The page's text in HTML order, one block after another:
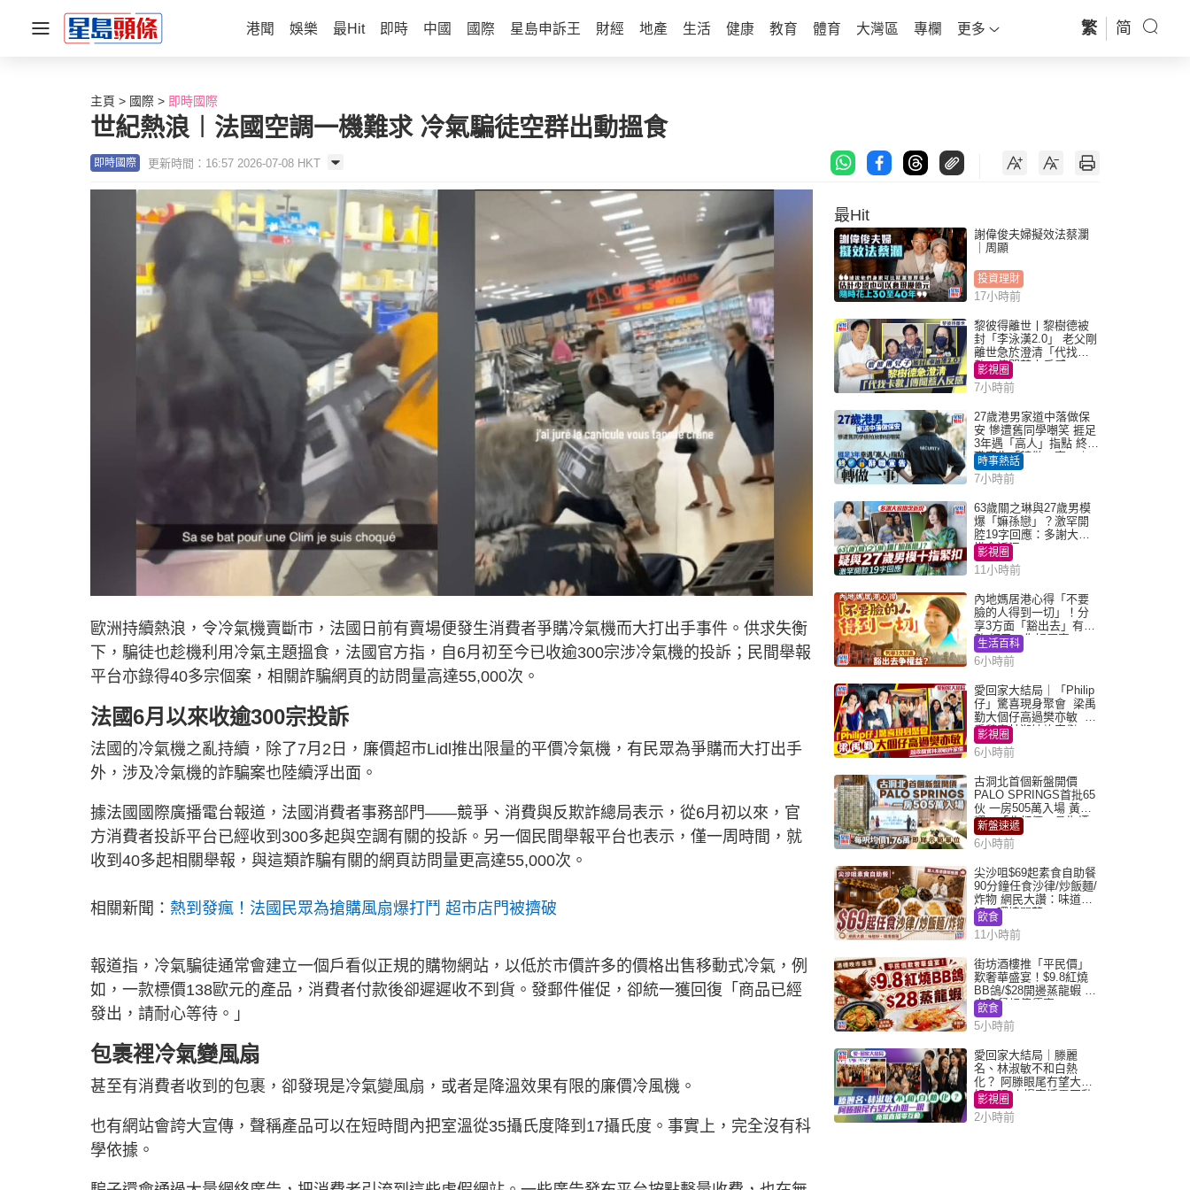
港聞 娛樂 最Hit 即時 中國 國際 星島申訴王 財經 地產 生活 健康 教育 體育 大灣區 專欄 更多 繁 简
主頁 國際 即時國際
世紀熱浪︱法國空調一機難求 冷氣騙徒空群出動搵食
即時國際 更新時間：16:57 2026-07-08 HKT
歐洲持續熱浪，令冷氣機賣斷市，法國日前有賣場便發生消費者爭購冷氣機而大打出手事件。供求失衡
下，騙徒也趁機利用冷氣主題搵食，法國官方指，自6月初至今已收逾300宗涉冷氣機的投訴；民間舉報
平台亦錄得40多宗個案，相關詐騙網頁的訪問量高達55,000次。
法國6月以來收逾300宗投訴
法國的冷氣機之亂持續，除了7月2日，廉價超市Lidl推出限量的平價冷氣機，有民眾為爭購而大打出手
外，涉及冷氣機的詐騙案也陸續浮出面。
據法國國際廣播電台報道，法國消費者事務部門——競爭、消費與反欺詐總局表示，從6月初以來，官
方消費者投訴平台已經收到300多起與空調有關的投訴。另一個民間舉報平台也表示，僅一周時間，就
收到40多起相關舉報，與這類詐騙有關的網頁訪問量更高達55,000次。
相關新聞： 熱到發瘋！法國民眾為搶購風扇爆打鬥 超市店門被擠破
報道指，冷氣騙徒通常會建立一個戶看似正規的購物網站，以低於市價許多的價格出售移動式冷氣，例
如，一款標價138歐元的產品，消費者付款後卻遲遲收不到貨。發郵件催促，卻統一獲回復「商品已經
發出，請耐心等待。」
包裹裡冷氣變風扇
甚至有消費者收到的包裹，卻發現是冷氣變風扇，或者是降溫效果有限的廉價冷風機。
也有網站會誇大宣傳，聲稱產品可以在短時間內把室溫從35攝氏度降到17攝氏度。事實上，完全沒有科
學依據。
最Hit
謝偉俊夫婦擬效法蔡瀾
｜周顯
投資理財
17小時前
黎彼得離世丨黎樹德被
封「李泳漢2.0」 老父剛
離世急於澄清「代找卡
數」傳聞惹人反感
影視圈
7小時前
27歲港男家道中落做保
安 慘遭舊同學嘲笑 捱足
3年遇「高人」指點 終辭
職宣告「轉做一事」｜
Juicy叮
時事熱話
7小時前
63歲關之琳與27歲男模
爆「嫲孫戀」？激罕開
腔19字回應：多謝大家
掛念近況
影視圈
11小時前
內地媽居港心得「不要
臉的人得到一切」！分
享3方面「豁出去」有著
數 網民：你好厲害
生活百科
6小時前
愛回家大結局｜「Philip
仔」驚喜現身聚會 梁禹
勤大個仔高過樊亦敏 超
乖黐實林淑敏許家傑
影視圈
6小時前
古洞北首個新盤開價
PALO SPRINGS首批65
伙 一房505萬入場 黃光
耀：「北都價」具指標
作用
新盤速遞
6小時前
尖沙咀$69起素食自助餐
90分鐘任食沙律/炒飯麵/
炸物 網民大讚：味道
好，環境闊落
飲食
11小時前
街坊酒樓推「平民價」
歎奢華盛宴！$9.8紅燒
BB鴿/$28開邊蒸龍蝦 3
大晚餐超值優惠
飲食
5小時前
愛回家大結局｜滕麗
名、林淑敏不和白熱
化？ 阿滕眼尾冇望大小
姐一眼 商場直播零互動
影視圈
2小時前